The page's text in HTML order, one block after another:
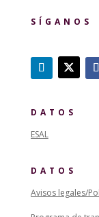
SÍGANOS
DATOS
ESAL
DATOS
Avisos legales/